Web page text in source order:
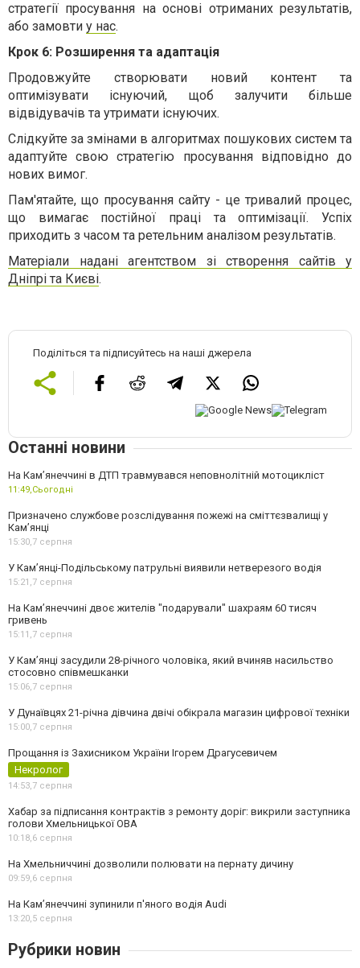
стратегії просування на основі отриманих результатів,
або замовти у нас.
Крок 6: Розширення та адаптація
Продовжуйте створювати новий контент та
оптимізувати існуючий, щоб залучити більше
відвідувачів та утримати існуючих.
Слідкуйте за змінами в алгоритмах пошукових систем та
адаптуйте свою стратегію просування відповідно до
нових вимог.
Пам'ятайте, що просування сайту - це тривалий процес,
що вимагає постійної праці та оптимізації. Успіх
приходить з часом та ретельним аналізом результатів.
Матеріали надані агентством зі створення сайтів у
Дніпрі та Києві.
Поділіться та підписуйтесь на наші джерела
Останні новини
На Кам’янеччині в ДТП травмувався неповнолітній мотоцикліст
11:49,Сьогодні
Призначено службове розслідування пожежі на сміттєзвалищі у
Кам’янці
15:30,7 серпня
У Кам’янці-Подільському патрульні виявили нетверезого водія
15:21,7 серпня
На Камʼянеччині двоє жителів "подарували" шахраям 60 тисяч
гривень
15:11,7 серпня
У Камʼянці засудили 28-річного чоловіка, який вчиняв насильство
стосовно співмешканки
15:06,7 серпня
У Дунаївцях 21-річна дівчина двічі обікрала магазин цифрової техніки
15:00,7 серпня
Прощання із Захисником України Ігорем Драгусевичем
Некролог
14:53,7 серпня
Хабар за підписання контрактів з ремонту доріг: викрили заступника
голови Хмельницької ОВА
10:18,6 серпня
На Хмельниччині дозволили полювати на пернату дичину
09:59,6 серпня
На Камʼянеччині зупинили п'яного водія Audi
13:20,5 серпня
Рубрики новин